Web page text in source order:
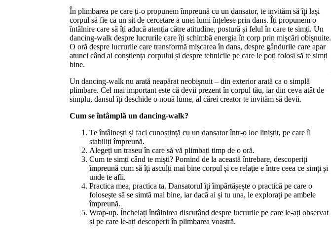
În plimbarea pe care ți-o propunem împreună cu un dansator, te invităm să îți lași
corpul să fie ca un sit de cercetare a unei lumi înțelese prin dans. Îți propunem o
întâlnire care să îți aducă atenția către atitudine, postură și felul în care te simți. Un
dancing-walk despre lucrurile care îți schimbă energia în corp prin mișcări obișnuite.
O oră despre lucrurile care transformă mișcarea în dans, despre gândurile care apar
atunci când ai conștiența corpului și despre tehnicile pe care le poți folosi să te simți
bine.
Un dancing-walk nu arată neapărat neobișnuit – din exterior arată ca o simplă
plimbare. Cel mai important este că devii prezent în corpul tău, iar din ceva atât de
simplu, dansul îți deschide o nouă lume, al cărei creator te invităm să devii.
Cum se întâmplă un dancing-walk?
Te întâlnești și faci cunoștință cu un dansator într-o loc liniștit, pe care îl
stabiliți împreună.
Alegeți un traseu în care să vă plimbați timp de o oră.
Cum te simți când te miști? Pornind de la această întrebare, descoperiți
împreună cum să îți asculți mai bine corpul și ce relație e între ceea ce simți și
unde te afli.
Practica mea, practica ta. Dansatorul îți împărtășește o practică pe care o
folosește să se simtă mai bine, iar dacă ai și tu una, le explorați pe ambele
împreună.
Wrap-up. Încheiați întâlnirea discutând despre lucrurile pe care le-ați observat
și pe care le-ați descoperit în plimbarea voastră.